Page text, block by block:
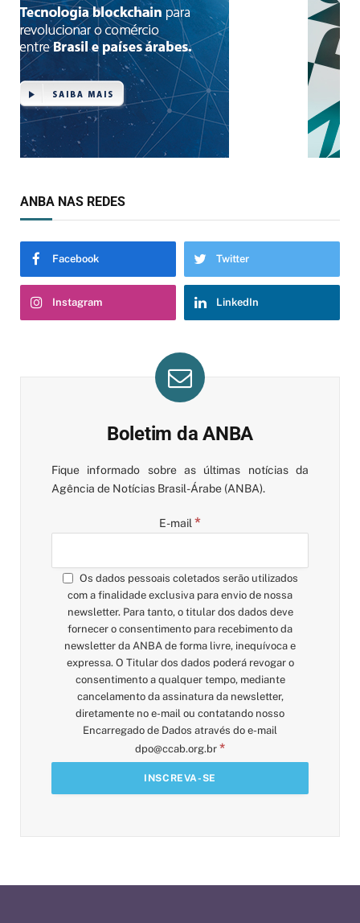
ANBA NAS REDES
Facebook Twitter
Instagram LinkedIn
Boletim da ANBA
Fique informado sobre as últimas notícias da
Agência de Notícias Brasil-Árabe (ANBA).
E-mail *
Os dados pessoais coletados serão utilizados
com a finalidade exclusiva para envio de nossa
newsletter. Para tanto, o titular dos dados deve
fornecer o consentimento para recebimento da
newsletter da ANBA de forma livre, inequívoca e
expressa. O Titular dos dados poderá revogar o
consentimento a qualquer tempo, mediante
cancelamento da assinatura da newsletter,
diretamente no e-mail ou contatando nosso
Encarregado de Dados através do e-mail
dpo@ccab.org.br *